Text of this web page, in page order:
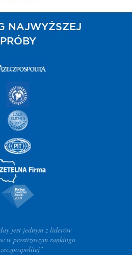
NAJWYŻSZEJ
PRÓBY
jest jednym z liderów
w prestiżowym rankingu